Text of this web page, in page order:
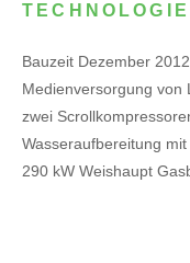
Bauzeit Dezember
Medienversorgung von
zwei
Wasseraufbereitung
290 kW Weishaupt